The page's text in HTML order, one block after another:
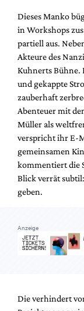
Dieses Manko
in Workshops
partiell aus.
Akteure des
Kuhnerts Bühne.
und gekappte
zauberhaft
Abenteuer mit
Müller als
verspricht ihr E-
gemeinsamen
kommentiert die
Blick verrät
geben.
Anzeige
Die verhindert